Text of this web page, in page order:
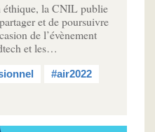
éthique, la CNIL publie
et de poursuivre
de l’évènement
et les…
#air2022